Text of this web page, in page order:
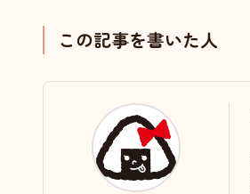
この記事を書いた人